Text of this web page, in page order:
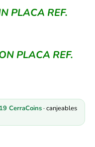
PLACA REF.
PLACA REF.
CerraCoins· canjeables